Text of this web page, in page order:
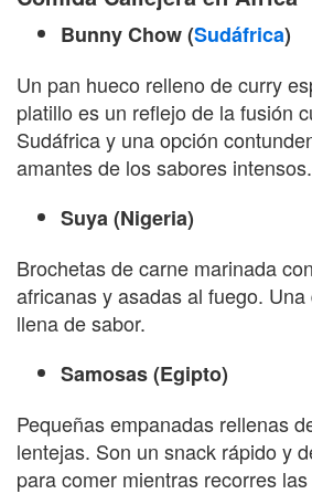
Bunny Chow (Sudáfrica)
Un pan hueco relleno de curry
platillo es un reflejo de la fusión
Sudáfrica y una opción
amantes de los sabores intensos.
Suya (Nigeria)
Brochetas de carne marinada
africanas y asadas al fuego.
llena de sabor.
Samosas (Egipto)
Pequeñas empanadas rellenas
lentejas. Son un snack rápido y
para comer mientras recorres